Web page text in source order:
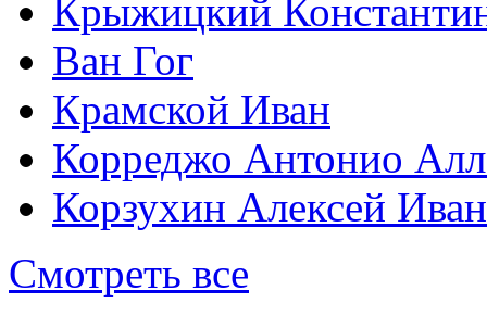
Крыжицкий
Ван Гог
Крамской Иван
Корреджо Антонио
Корзухин Алексей
Смотреть все